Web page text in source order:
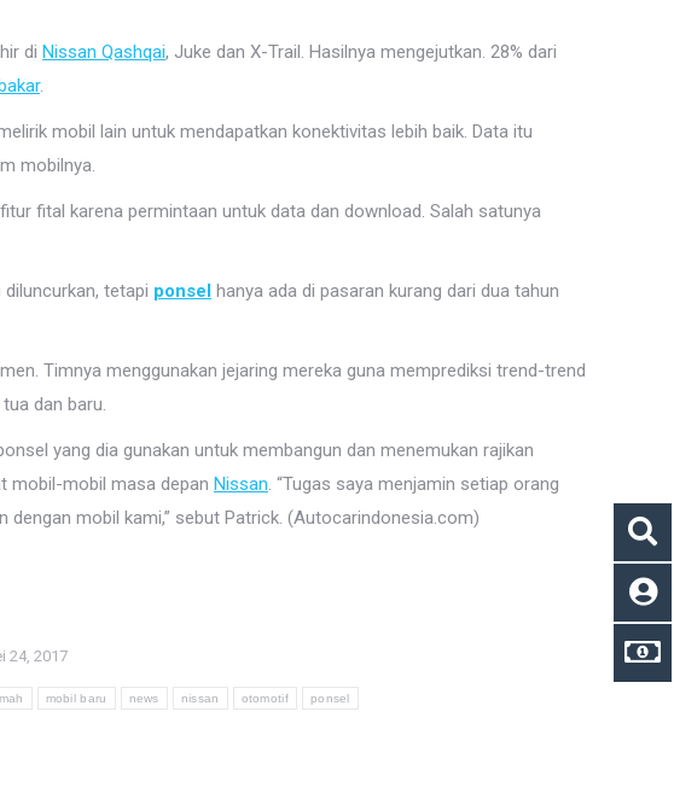
di Nissan Qashqai, Juke dan X-Trail. Hasilnya mengejutkan. 28% dari
.
mobil lain untuk mendapatkan konektivitas lebih baik. Data itu
mobilnya.
fital karena permintaan untuk data dan download. Salah satunya
tetapi ponsel hanya ada di pasaran kurang dari dua tahun
Timnya menggunakan jejaring mereka guna memprediksi trend-trend
dan baru.
yang dia gunakan untuk membangun dan menemukan rajikan
mobil-mobil masa depan Nissan. “Tugas saya menjamin setiap orang
mobil kami,” sebut Patrick. (Autocarindonesia.com)
24, 2017
mobil baru news nissan otomotif ponsel